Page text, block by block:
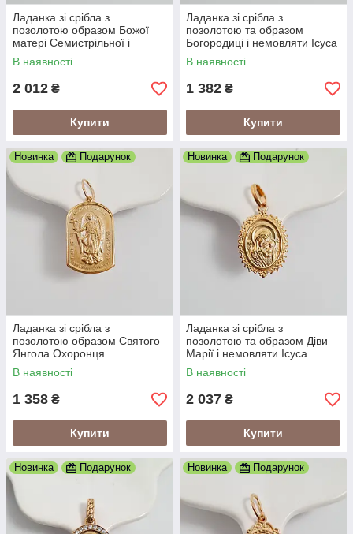
Ладанка зі срібла з
позолотою образом Божої
матері Семистрільної і
білими цирконами
В наявності
2 012 ₴
Купити
Ладанка зі срібла з
позолотою та образом
Богородиці і немовляти Ісуса
В наявності
1 382 ₴
Купити
Новинка Подарунок
Ладанка зі срібла з
позолотою образом Святого
Янгола Охоронця
В наявності
1 358 ₴
Купити
Новинка Подарунок
Ладанка зі срібла з
позолотою та образом Діви
Марії і немовляти Ісуса
В наявності
2 037 ₴
Купити
Новинка Подарунок Новинка Подарунок